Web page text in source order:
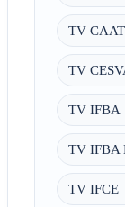
TV
TV
TV IFBA
TV IFBA
TV IFCE